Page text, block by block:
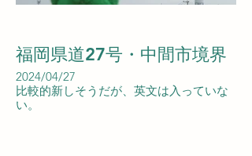
福岡県道27号・中間市境界
2024/04/27
比較的新しそうだが、英文は入っていな
い。